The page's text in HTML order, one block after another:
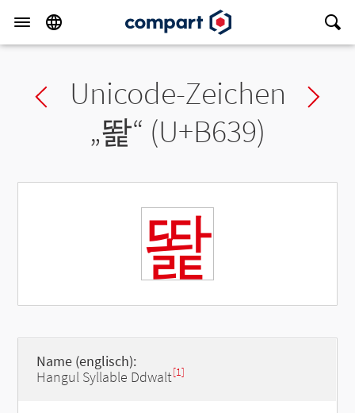
Previous char
Unicode-Zeichen
„똹“ (U+B639)
똹
Name (englisch):
Hangul Syllable Ddwalt[1]